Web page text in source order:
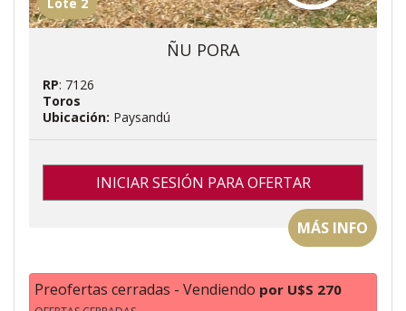
ÑU PORA
RP: 7126
Toros
Ubicación: Paysandú
INICIAR SESIÓN PARA OFERTAR
MÁS INFO
Preofertas cerradas - Vendiendo por U$S 270